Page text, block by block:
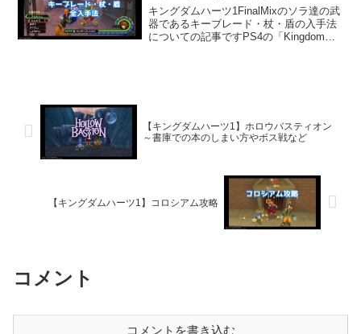
キングダムハーツ1FinalMixのソラ達の武
器であるキーブレード・杖・盾の入手法
についての記事ですPS4の「Kingdom
【キングダムハーツ1】ホロウバスティオン
～書庫での本のしまい方やボス戦など
【キングダムハーツ1】コロシアム攻略
コメント
コメントを書き込む